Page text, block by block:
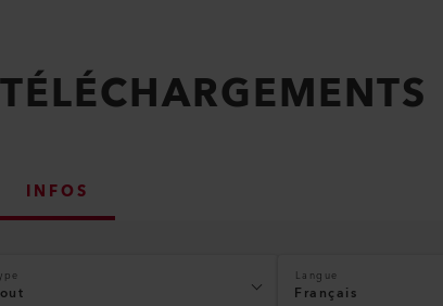
TÉLÉCHARGEMENTS
INFOS
Langue
Français